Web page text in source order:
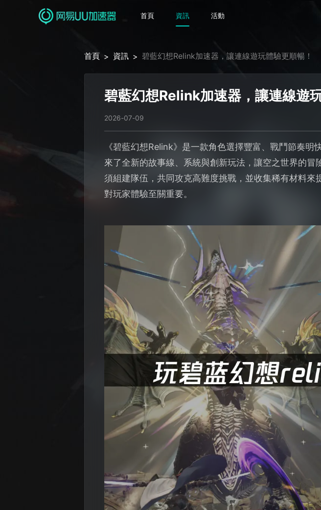
首頁 資訊 活動
首頁 > 資訊 > 碧藍幻想Relink加速器，讓連線遊玩體驗更順暢！
碧藍幻想Relink加速器，讓連線遊
2026-07-09
《碧藍幻想Relink》是一款角色選擇豐富、戰鬥節奏
來了全新的故事線、系統與創新玩法，讓空之世界的
須組建隊伍，共同攻克高難度挑戰，並收集稀有材料
對玩家體驗至關重要。